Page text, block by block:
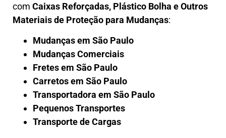
com Caixas Reforçadas, Plástico Bolha e Outros
Materiais de Proteção para Mudanças:
Mudanças em São Paulo
Mudanças Comerciais
Fretes em São Paulo
Carretos em São Paulo
Transportadora em São Paulo
Pequenos Transportes
Transporte de Cargas